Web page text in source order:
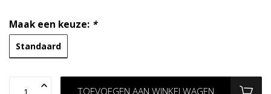
Maak een keuze: *
Standaard
TOEVOEGEN AAN WINKELWAGEN